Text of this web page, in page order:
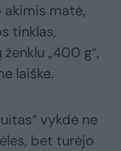
matė,
tinklas,
„400 g“,
laiške.
vykdė ne
bet turėjo